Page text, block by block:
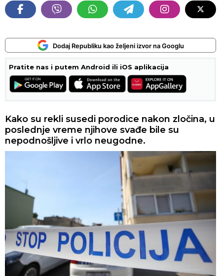
Dodaj Republiku kao željeni izvor na Googlu
Pratite nas i putem Android ili iOS aplikacija
Kako su rekli susedi porodice nakon zločina, u
poslednje vreme njihove svađe bile su
nepodnošljive i vrlo neugodne.